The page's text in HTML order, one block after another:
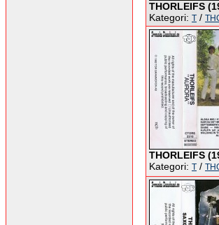
THORLEIFS
Kategori: T /
THORLEIFS
Kategori: T /